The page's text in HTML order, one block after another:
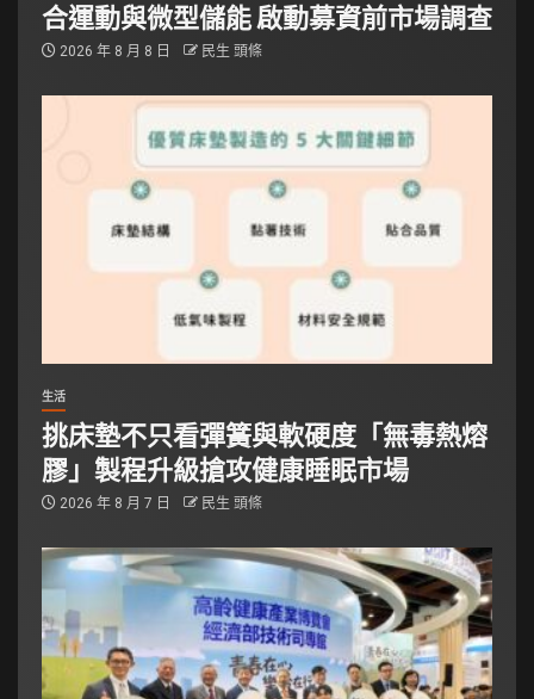
合運動與微型儲能 啟動募資前市場調查
2026 年 8 月 8 日 民生 頭條
生活
挑床墊不只看彈簧與軟硬度「無毒熱熔
膠」製程升級搶攻健康睡眠市場
2026 年 8 月 7 日 民生 頭條